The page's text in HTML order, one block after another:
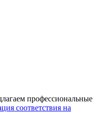
профессиональные
соответствия на